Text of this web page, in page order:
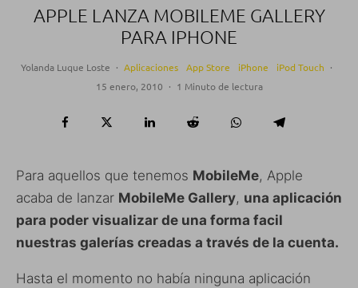
APPLE LANZA MOBILEME GALLERY
PARA IPHONE
Yolanda Luque Loste · Aplicaciones App Store iPhone iPod Touch ·
15 enero, 2010 · 1 Minuto de lectura
Para aquellos que tenemos MobileMe, Apple
acaba de lanzar MobileMe Gallery, una aplicación
para poder visualizar de una forma facil
nuestras galerías creadas a través de la cuenta.
Hasta el momento no había ninguna aplicación